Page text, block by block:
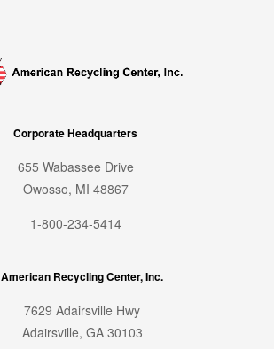
Corporate Headquarters
655 Wabassee Drive
Owosso, MI 48867
1-800-234-5414
American Recycling Center, Inc.
7629 Adairsville Hwy
Adairsville, GA 30103